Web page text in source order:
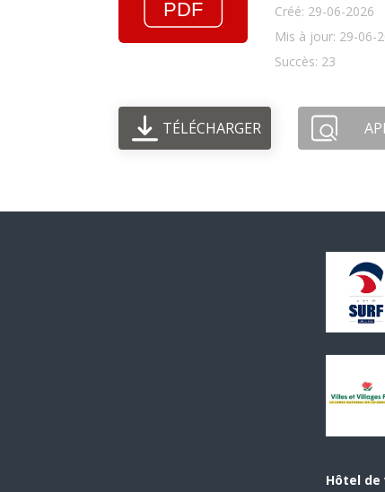
Créé: 29-06-2026
Mis à jour: 29-06-
Succès: 23
TÉLÉCHARGER
Hôtel de